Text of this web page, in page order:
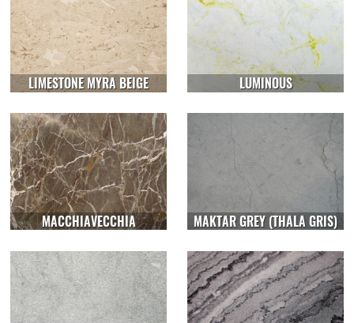
LIMESTONE MYRA BEIGE LUMINOUS
MACCHIAVECCHIA MAKTAR GREY (THALA GRIS)